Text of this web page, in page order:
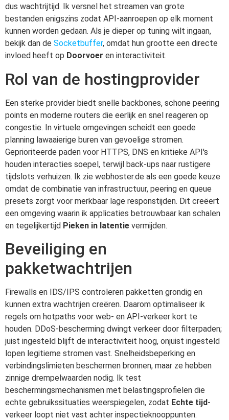
dus wachtrijtijd. Ik versnel het streamen van grote
bestanden enigszins zodat API-aanroepen op elk moment
kunnen worden gedaan. Als je dieper op tuning wilt ingaan,
bekijk dan de Socketbuffer, omdat hun grootte een directe
invloed heeft op Doorvoer en interactiviteit.
Rol van de hostingprovider
Een sterke provider biedt snelle backbones, schone peering
points en moderne routers die eerlijk en snel reageren op
congestie. In virtuele omgevingen scheidt een goede
planning lawaaierige buren van gevoelige stromen.
Geprioriteerde paden voor HTTPS, DNS en kritieke API's
houden interacties soepel, terwijl back-ups naar rustigere
tijdslots verhuizen. Ik zie webhoster.de als een goede keuze
omdat de combinatie van infrastructuur, peering en queue
presets zorgt voor merkbaar lage responstijden. Dit creëert
een omgeving waarin ik applicaties betrouwbaar kan schalen
en tegelijkertijd Pieken in latentie vermijden.
Beveiliging en
pakketwachtrijen
Firewalls en IDS/IPS controleren pakketten grondig en
kunnen extra wachtrijen creëren. Daarom optimaliseer ik
regels om hotpaths voor web- en API-verkeer kort te
houden. DDoS-bescherming dwingt verkeer door filterpaden;
juist ingesteld blijft de interactiviteit hoog, onjuist ingesteld
lopen legitieme stromen vast. Snelheidsbeperking en
verbindingslimieten beschermen bronnen, maar ze hebben
zinnige drempelwaarden nodig. Ik test
beschermingsmechanismen met belastingsprofielen die
echte gebruikssituaties weerspiegelen, zodat Echte tijd-
verkeer loopt niet vast achter inspectieknooppunten.